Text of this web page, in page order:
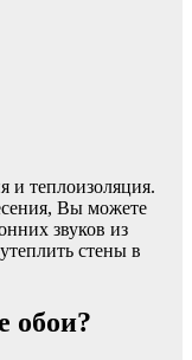
и теплоизоляция.
Вы можете
звуков из
стены в
обои?